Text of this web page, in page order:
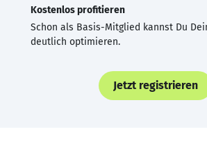
Kostenlos profitieren
Schon als Basis-Mitglied kannst Du
deutlich optimieren.
Jetzt registrieren